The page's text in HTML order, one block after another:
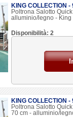
KING COLLECTION -
Poltrona Salotto
alluminio/legno - King
Disponibilità: 2
KING COLLECTION -
Poltrona Salotto
70 cm - alluminio/